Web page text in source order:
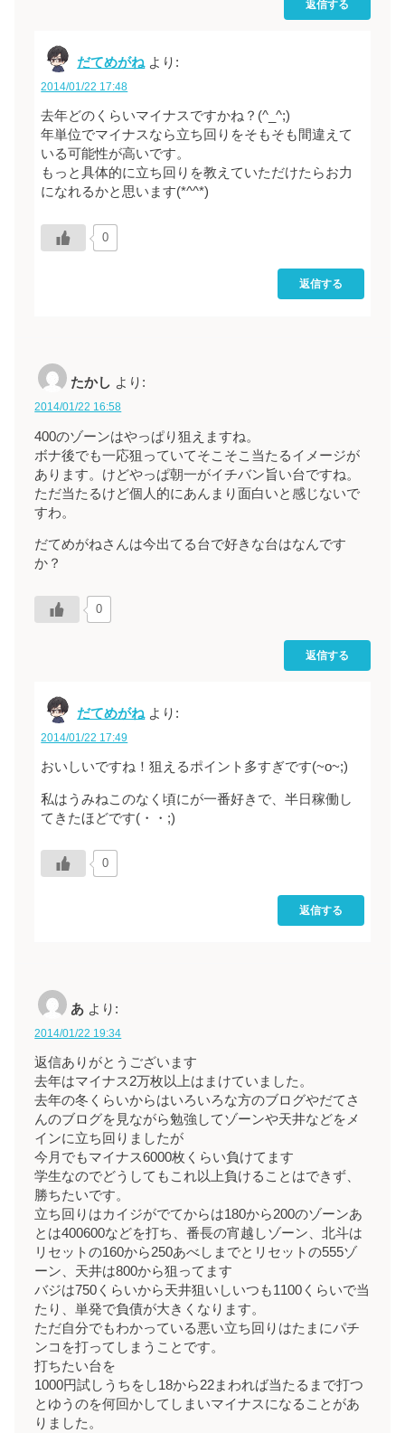
返信する
だてめがね より:
2014/01/22 17:48
去年どのくらいマイナスですかね？(^_^;)
年単位でマイナスなら立ち回りをそもそも間違えて
いる可能性が高いです。
もっと具体的に立ち回りを教えていただけたらお力
になれるかと思います(*^^*)
0
返信する
たかし より:
2014/01/22 16:58
400のゾーンはやっぱり狙えますね。
ボナ後でも一応狙っていてそこそこ当たるイメージが
あります。けどやっぱ朝一がイチバン旨い台ですね。
ただ当たるけど個人的にあんまり面白いと感じないで
すわ。
だてめがねさんは今出てる台で好きな台はなんです
か？
0
返信する
だてめがね より:
2014/01/22 17:49
おいしいですね！狙えるポイント多すぎです(~o~;)
私はうみねこのなく頃にが一番好きで、半日稼働し
てきたほどです(・・;)
0
返信する
あ より:
2014/01/22 19:34
返信ありがとうございます
去年はマイナス2万枚以上はまけていました。
去年の冬くらいからはいろいろな方のブログやだてさ
んのブログを見ながら勉強してゾーンや天井などをメ
インに立ち回りましたが
今月でもマイナス6000枚くらい負けてます
学生なのでどうしてもこれ以上負けることはできず、
勝ちたいです。
立ち回りはカイジがでてからは180から200のゾーンあ
とは400600などを打ち、番長の宵越しゾーン、北斗は
リセットの160から250あべしまでとリセットの555ゾ
ーン、天井は800から狙ってます
バジは750くらいから天井狙いしいつも1100くらいで当
たり、単発で負債が大きくなります。
ただ自分でもわかっている悪い立ち回りはたまにパチ
ンコを打ってしまうことです。
打ちたい台を
1000円試しうちをし18から22まわれば当たるまで打つ
とゆうのを何回かしてしまいマイナスになることがあ
りました。